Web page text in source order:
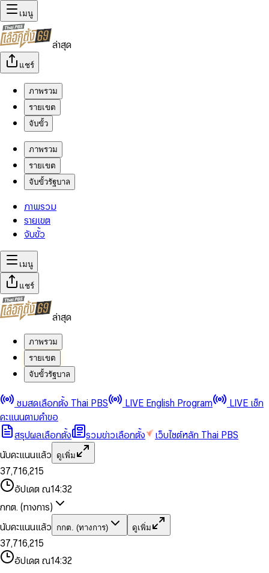
เมนู
ล่าสุด
แชร์
ภาพรวม
รายเขต
จับขั้ว
ภาพรวม
รายเขต
จับขั้วรัฐบาล
ภาพรวม
รายเขต
จับขั้ว
เมนู
แชร์
ล่าสุด
ภาพรวม
รายเขต
จับขั้วรัฐบาล
ชมสดเลือกตั้ง Thai PBS LIVE English Program
LIVE เช็ก
คะแนนตามคำขอ
สรุปผลเลือกตั้ง
รวมข่าวเลือกตั้ง
เว็บไซต์หลัก Thai PBS
นับคะแนนแล้ว
ดูเพิ่ม
0
1
2
3
4
5
6
8
9
0
1
2
3
4
5
6
7
8
9
,
0
1
2
4
6
7
8
9
0
1
2
3
4
5
6
7
8
9
0
1
3
5
6
7
8
9
,
1
2
4
5
7
8
9
0
1
3
4
6
7
8
9
0
2
3
4
5
7
8
อัปเดต ณ14:32
กกต. (ทางการ)
นับคะแนนแล้ว
กกต. (ทางการ) ดูเพิ่ม
0
1
2
3
4
5
0
1
2
4
5
6
7
8
9
,
0
1
2
4
6
7
8
9
0
1
2
3
0
1
3
5
6
7
8
,
1
2
4
0
1
3
0
2
3
4
5
7
อัปเดต ณ14:32